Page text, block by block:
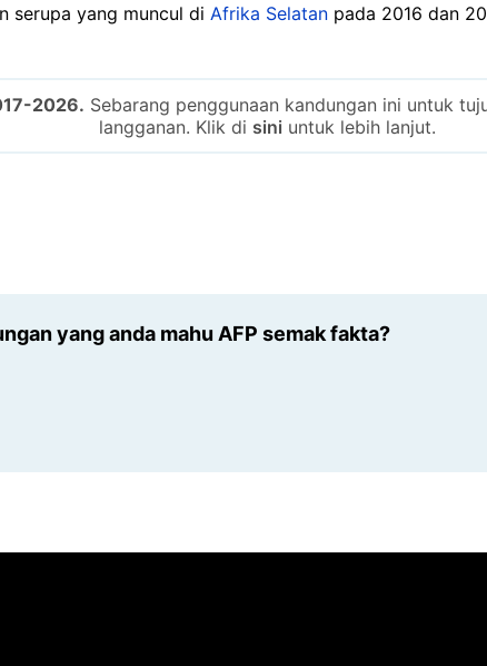
serupa yang muncul di Afrika Selatan pada 2016 dan
2026. Sebarang penggunaan kandungan ini untuk
langganan. Klik di sini untuk lebih lanjut.
yang anda mahu AFP semak fakta?